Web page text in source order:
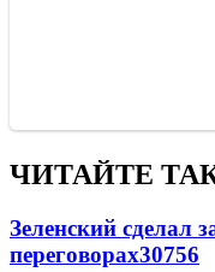
ЧИТАЙТЕ
Зеленский сделал
переговорах30756